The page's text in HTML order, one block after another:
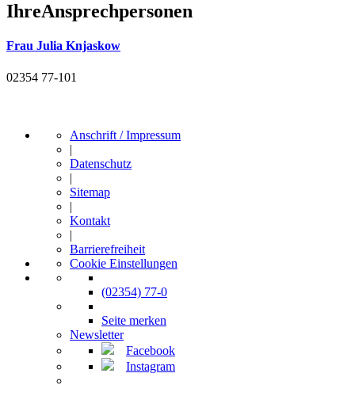
IhreAnsprechpersonen
Frau Julia Knjaskow
02354 77-101
Anschrift / Impressum
|
Datenschutz
|
Sitemap
|
Kontakt
|
Barrierefreiheit
Cookie Einstellungen
(02354) 77-0
Seite merken
Newsletter
Facebook
Instagram